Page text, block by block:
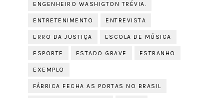
ENGENHEIRO WASHIGTON TRÉVIA.
ENTRETENIMENTO ENTREVISTA
ERRO DA JUSTIÇA ESCOLA DE MÚSICA
ESPORTE ESTADO GRAVE ESTRANHO
EXEMPLO
FÁBRICA FECHA AS PORTAS NO BRASIL